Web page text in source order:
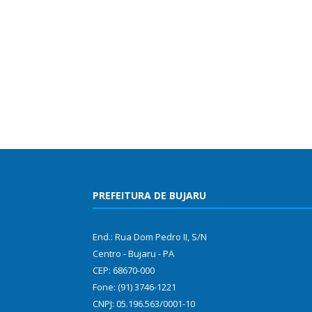
PREFEITURA DE BUJARU
End.: Rua Dom Pedro II, S/N
Centro - Bujaru - PA
CEP: 68670-000
Fone: (91) 3746-1221
CNPJ: 05.196.563/0001-10